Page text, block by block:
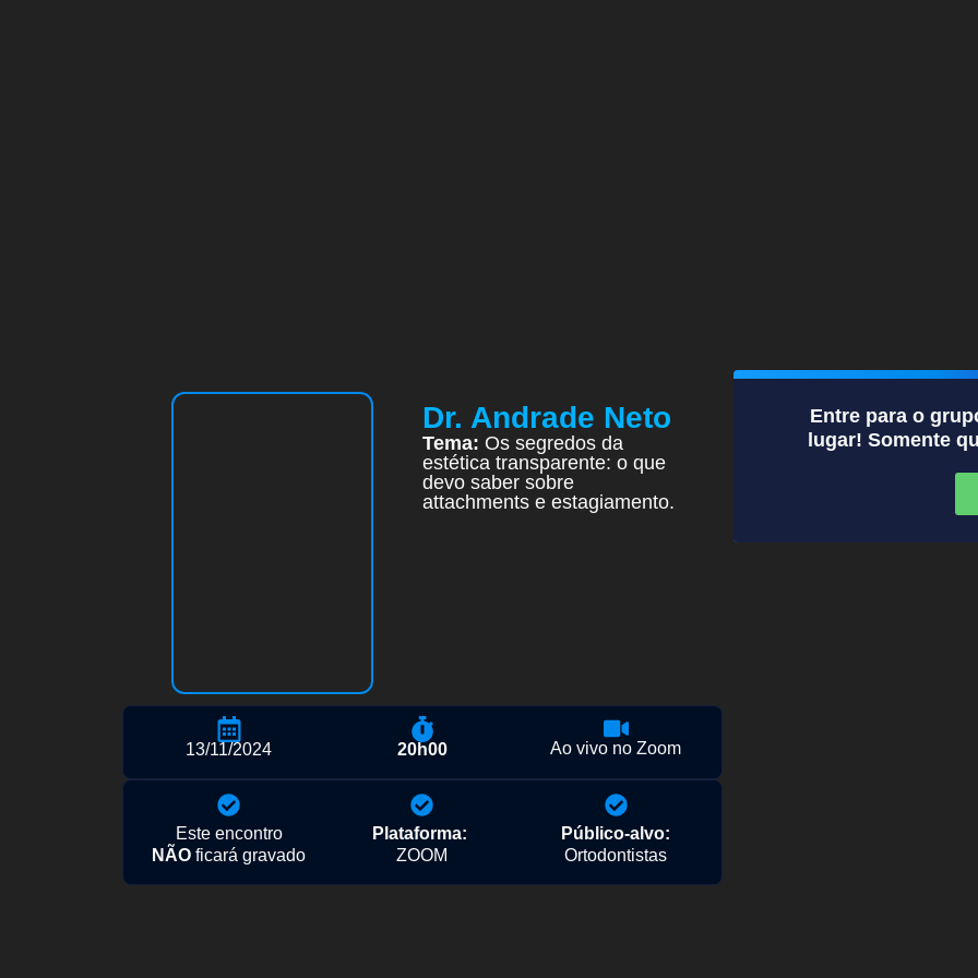
Dr. Andrade Neto
Tema: Os segredos da
estética transparente: o que
devo saber sobre
attachments e estagiamento.
13/11/2024 20h00 Ao vivo no Zoom
Este encontro
NÃO ficará gravado
Plataforma:
ZOOM
Público-alvo:
Ortodontistas
Entre para o
lugar! Somente